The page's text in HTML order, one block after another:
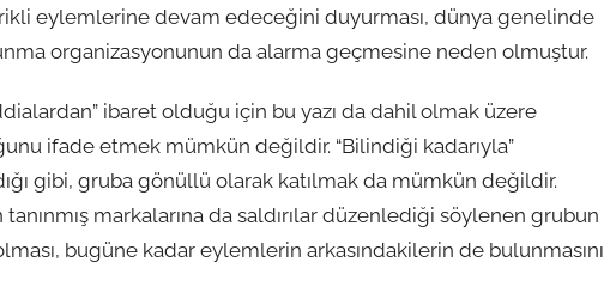
eylemlerine devam edeceğini duyurması, dünya genelinde
organizasyonunun da alarma geçmesine neden olmuştur.
ibaret olduğu için bu yazı da dahil olmak üzere
ifade etmek mümkün değildir. “Bilindiği kadarıyla”
gibi, gruba gönüllü olarak katılmak da mümkün değildir.
markalarına da saldırılar düzenlediği söylenen grubun
bugüne kadar eylemlerin arkasındakilerin de bulunmasını